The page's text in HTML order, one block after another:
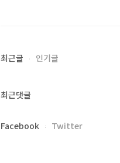
최근글 인기글
최근댓글
Facebook Twitter